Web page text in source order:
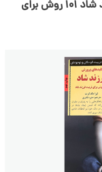
کتاب کلیدهای پرورش فرزند شاد 101 روش برای